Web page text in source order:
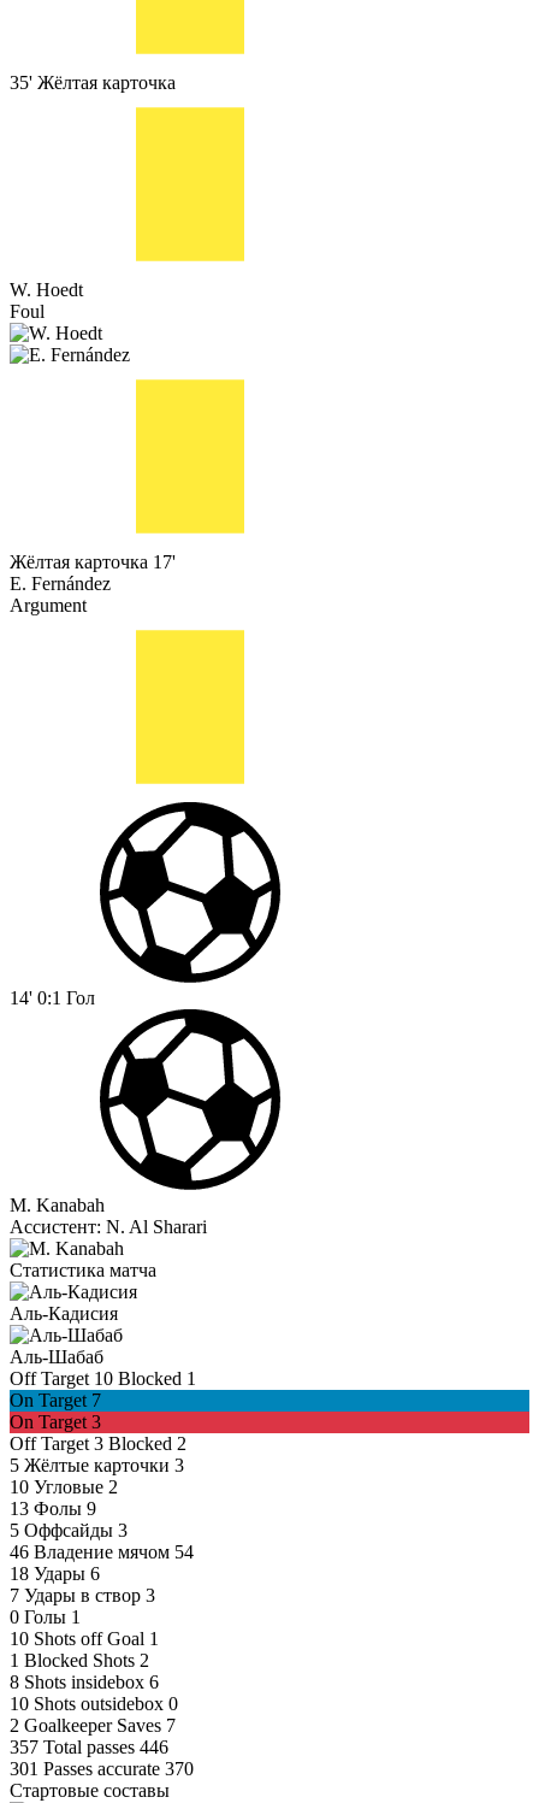
35' Жёлтая карточка
W. Hoedt
Foul
Жёлтая карточка 17'
E. Fernández
Argument
14' 0:1 Гол
M. Kanabah
Ассистент: N. Al Sharari
Статистика матча
Аль-Кадисия
Аль-Шабаб
Off Target 10 Blocked 1
On Target 7
On Target 3
Off Target 3 Blocked 2
5 Жёлтые карточки 3
10 Угловые 2
13 Фолы 9
5 Оффсайды 3
46 Владение мячом 54
18 Удары 6
7 Удары в створ 3
0 Голы 1
10 Shots off Goal 1
1 Blocked Shots 2
8 Shots insidebox 6
10 Shots outsidebox 0
2 Goalkeeper Saves 7
357 Total passes 446
301 Passes accurate 370
Стартовые составы